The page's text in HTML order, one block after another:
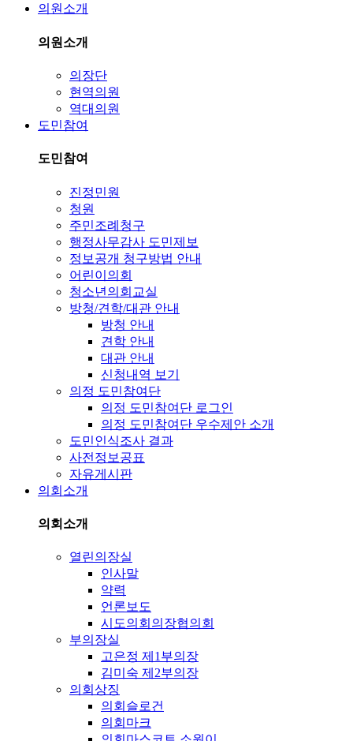
의원소개
의원소개
의장단
현역의원
역대의원
도민참여
도민참여
진정민원
청원
주민조례청구
행정사무감사 도민제보
정보공개 청구방법 안내
어린이의회
청소년의회교실
방청/견학/대관 안내
방청 안내
견학 안내
대관 안내
신청내역 보기
의정 도민참여단
의정 도민참여단 로그인
의정 도민참여단 우수제안 소개
도민인식조사 결과
사전정보공표
자유게시판
의회소개
의회소개
열린의장실
인사말
약력
언론보도
시도의회의장협의회
부의장실
고은정 제1부의장
김미숙 제2부의장
의회상징
의회슬로건
의회마크